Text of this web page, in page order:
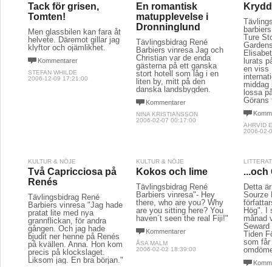
Tack för grisen,
Tomten!
Men glassbilen kan fara åt
helvete. Däremot gillar jag
klyftor och ojämlikhet.
Kommentarer
STEFAN WHILDE
2006-12-09 17:21:00
En romantisk
matupplevelse i
Dronninglund
Tävlingsbidrag René
Barbiers vinresa Jag och
Christian var de enda
gästerna på ett ganska
stort hotell som låg i en
liten by, mitt på den
danska landsbygden.
Kommentarer
NINA KRISTIANSSON
2006-02-07 00:17:00
Ture
lurats
en viss
middag
lossa
Görans
AHRVID
2006-02-
KULTUR & NÖJE
Två Capricciosa på
Renés
Tävlingsbidrag René
Barbiers vinresa "Jag hade
pratat lite med nya
grannflickan, för andra
gången. Och jag hade
bjudit ner henne på Renés
på kvällen. Anna. Hon kom
precis på klockslaget.
Liksom jag. En bra början."
KULTUR & NÖJE
Kokos och lime
Tävlingsbidrag René
Barbiers vinresa"- Hey
there, who are you? Why
are you sitting here? You
haven´t seen the real Fiji!"
Kommentarer
ÅSA MALM
2006-02-02 18:39:00
...och
Detta
Sourze
Hög". I
månad
Seward
Tiden
som